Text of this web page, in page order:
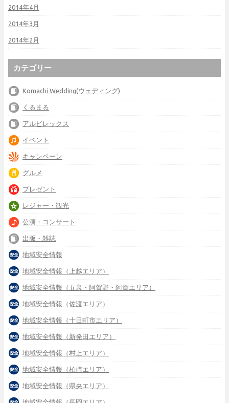
2014年4月
2014年3月
2014年2月
カテゴリー
Komachi Wedding(ウェディング)
くるまる
アルビレックス
イベント
キャンペーン
グルメ
プレゼント
レジャー・観光
公演・コンサート
出版・雑誌
地域安全情報
地域安全情報（上越エリア）
地域安全情報（五泉・阿賀野・阿賀エリア）
地域安全情報（佐渡エリア）
地域安全情報（十日町市エリア）
地域安全情報（新発田エリア）
地域安全情報（村上エリア）
地域安全情報（柏崎エリア）
地域安全情報（県央エリア）